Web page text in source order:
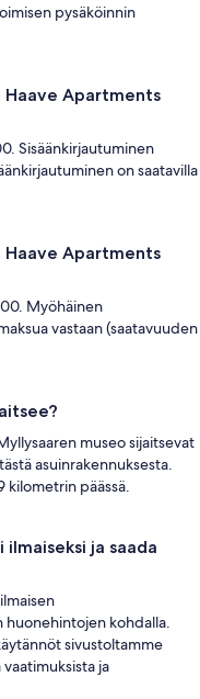
pysäköinnin
Haave Apartments
Sisäänkirjautuminen
on saatavilla
Haave Apartments
Myöhäinen
vastaan (saatavuuden
museo sijaitsevat
asuinrakennuksesta.
kilometrin päässä.
ja saada
kohdalla.
sivustoltamme
ja